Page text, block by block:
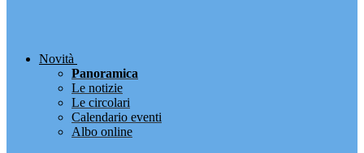
Novità
Panoramica
Le notizie
Le circolari
Calendario eventi
Albo online